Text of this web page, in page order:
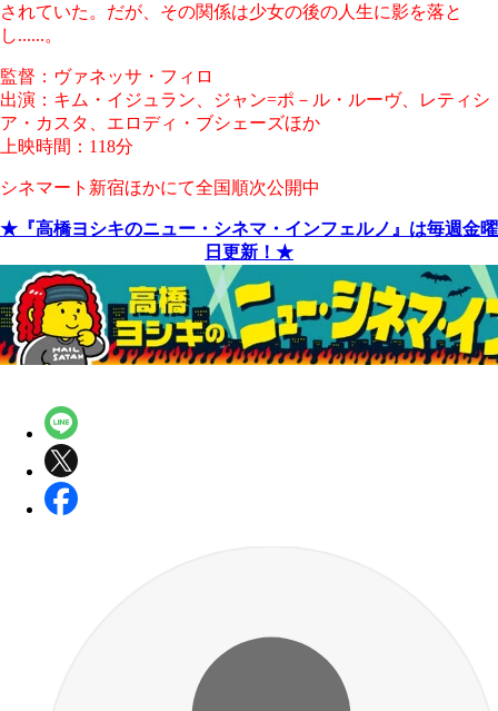
されていた。だが、その関係は少女の後の人生に影を落と
し......。
監督：ヴァネッサ・フィロ
出演：キム・イジュラン、ジャン=ポ－ル・ルーヴ、レティシ
ア・カスタ、エロディ・ブシェーズほか
上映時間：118分
シネマート新宿ほかにて全国順次公開中
★『高橋ヨシキのニュー・シネマ・インフェルノ』は毎週金曜
日更新！★